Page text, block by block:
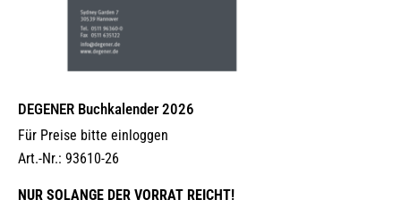
DEGENER Buchkalender 2026
Für Preise bitte einloggen
Art.-Nr.: 93610-26
NUR SOLANGE DER VORRAT REICHT!